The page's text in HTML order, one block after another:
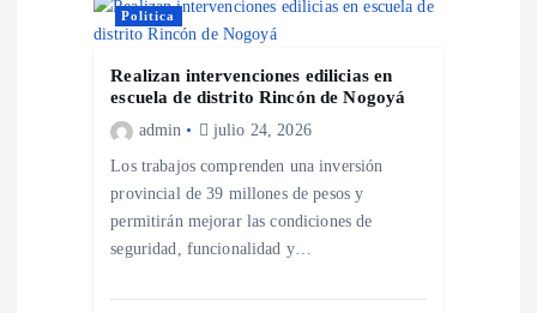
Politica
Realizan intervenciones edilicias en
escuela de distrito Rincón de Nogoyá
admin julio 24, 2026
Los trabajos comprenden una inversión
provincial de 39 millones de pesos y
permitirán mejorar las condiciones de
seguridad, funcionalidad y…